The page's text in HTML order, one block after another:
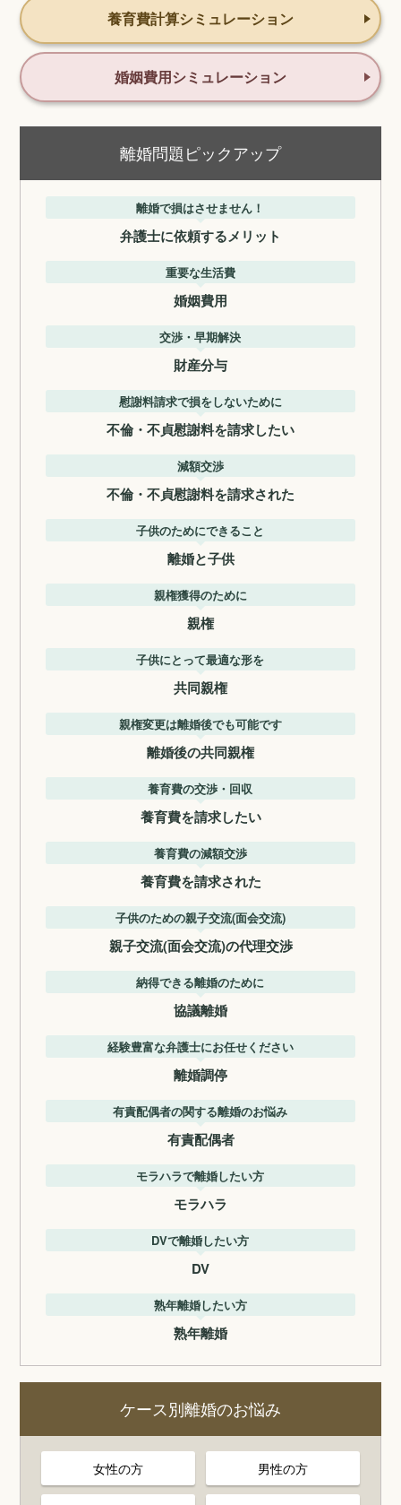
養育費計算シミュレーション
婚姻費用シミュレーション
離婚問題ピックアップ
離婚で損はさせません！
弁護士に依頼するメリット
重要な生活費
婚姻費用
交渉・早期解決
財産分与
慰謝料請求で損をしないために
不倫・不貞慰謝料を請求したい
減額交渉
不倫・不貞慰謝料を請求された
子供のためにできること
離婚と子供
親権獲得のために
親権
子供にとって最適な形を
共同親権
親権変更は離婚後でも可能です
離婚後の共同親権
養育費の交渉・回収
養育費を請求したい
養育費の減額交渉
養育費を請求された
子供のための親子交流(面会交流)
親子交流(面会交流)の代理交渉
納得できる離婚のために
協議離婚
経験豊富な弁護士にお任せください
離婚調停
有責配偶者の関する離婚のお悩み
有責配偶者
モラハラで離婚したい方
モラハラ
DVで離婚したい方
DV
熟年離婚したい方
熟年離婚
ケース別離婚のお悩み
女性の方 男性の方